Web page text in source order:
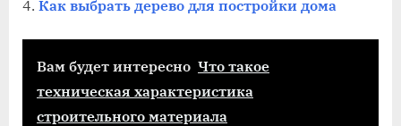
Как выбрать дерево для постройки дома
Вам будет интересно Что такое
техническая характеристика
строительного материала